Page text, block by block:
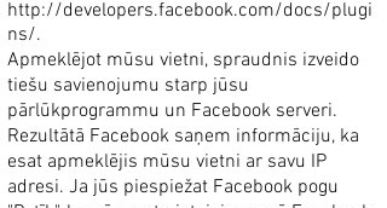
http://developers.facebook.com/docs/plugi
ns/.
Apmeklējot mūsu vietni, spraudnis izveido
tiešu savienojumu starp jūsu
pārlūkprogrammu un Facebook serveri.
Rezultātā Facebook saņem informāciju, ka
esat apmeklējis mūsu vietni ar savu IP
adresi. Ja jūs piespiežat Facebook pogu